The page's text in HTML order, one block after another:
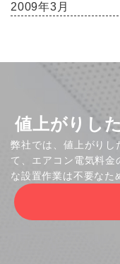
2009年3月
値上がりし
弊社では、値上がりし
て、エアコン電気料金
な設置作業は不要なた